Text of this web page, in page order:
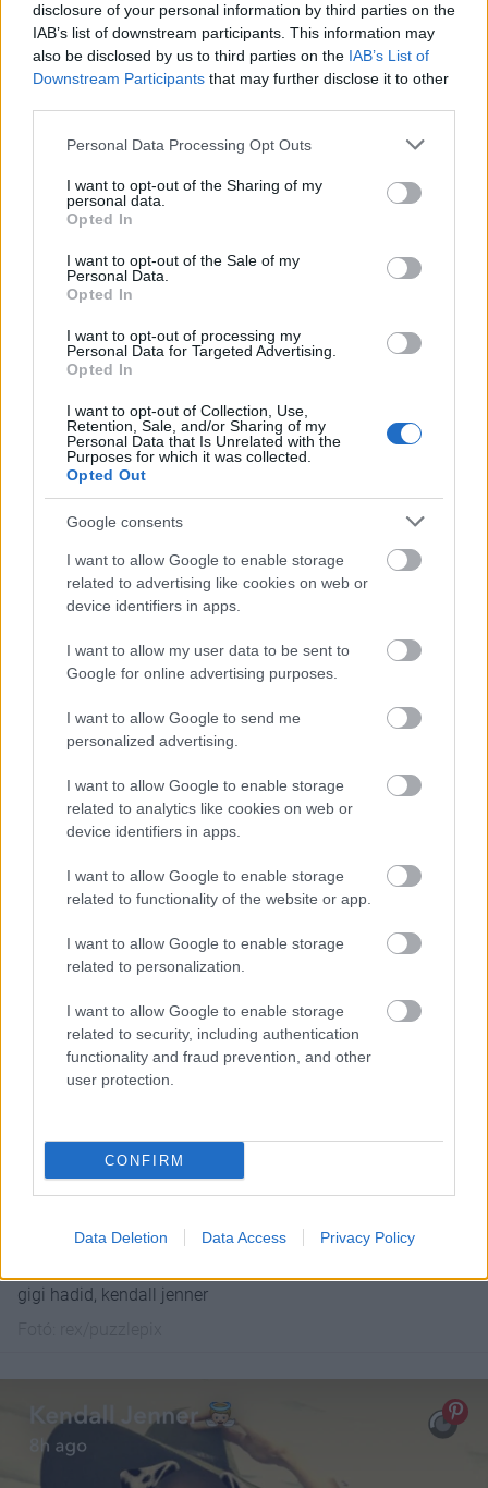
disclosure of your personal information by third parties on the
IAB’s list of downstream participants. This information may
also be disclosed by us to third parties on the IAB’s List of
Downstream Participants that may further disclose it to other
Please note that this website/app uses one or more Google
not limited to your visit or usage behaviour. You may click to
grant or deny consent to Google and its third-party tags to
use your data for below specified purposes in below Google
consent section.
Personal Data Processing Opt Outs
I want to opt-out of the Sharing of my
personal data.
Opted In
I want to opt-out of the Sale of my
Personal Data.
Opted In
I want to opt-out of processing my
Personal Data for Targeted Advertising.
Opted In
I want to opt-out of Collection, Use,
Retention, Sale, and/or Sharing of my
Personal Data that Is Unrelated with the
Purposes for which it was collected.
Opted Out
Google consents
I want to allow Google to enable storage
related to advertising like cookies on web or
device identifiers in apps.
I want to allow my user data to be sent to
Google for online advertising purposes.
I want to allow Google to send me
personalized advertising.
I want to allow Google to enable storage
related to analytics like cookies on web or
device identifiers in apps.
I want to allow Google to enable storage
related to functionality of the website or app.
I want to allow Google to enable storage
related to personalization.
I want to allow Google to enable storage
related to security, including authentication
functionality and fraud prevention, and other
user protection.
CONFIRM
Data Deletion Data Access Privacy Policy
Snapchat
Annak viszont örülünk, hogy Gigi Hadid a legjobb
Kendall Jenner:
gigi hadid, kendall jenner